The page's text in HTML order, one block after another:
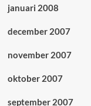
januari 2008
december 2007
november 2007
oktober 2007
september 2007